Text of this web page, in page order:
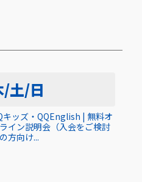
土/日
キッズ・QQEnglish | 無料オ
イン説明会（入会をご検討
方向け...